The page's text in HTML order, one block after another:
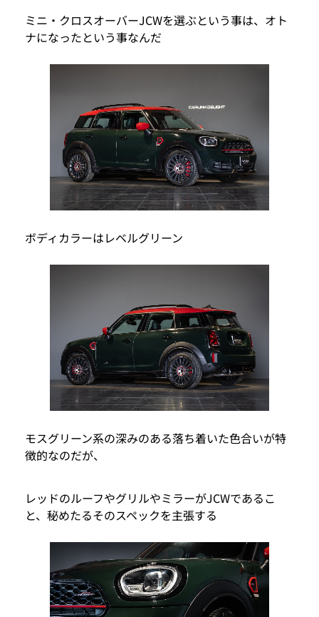
ミニ・クロスオーバーJCWを選ぶという事は、オト
ナになったという事なんだ
ボディカラーはレベルグリーン
モスグリーン系の深みのある落ち着いた色合いが特
徴的なのだが、
レッドのルーフやグリルやミラーがJCWであるこ
と、秘めたるそのスペックを主張する